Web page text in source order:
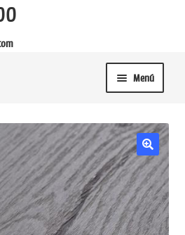
Menú
FSC
MADERAS
MOLDURAS